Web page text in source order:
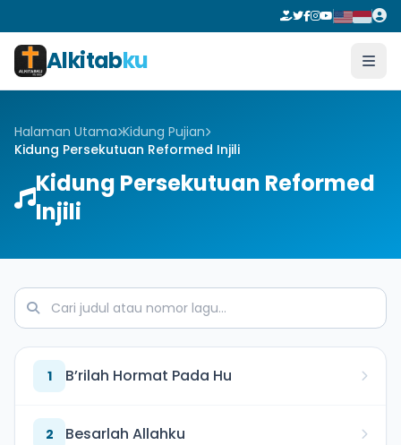
Alkitabku
Halaman Utama Kidung Pujian
Kidung Persekutuan Reformed Injili
Kidung Persekutuan Reformed
Injili
1 B’rilah Hormat Pada Hu
2 Besarlah Allahku